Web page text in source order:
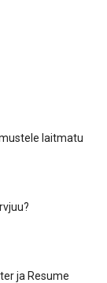
laitmatu
ja Resume